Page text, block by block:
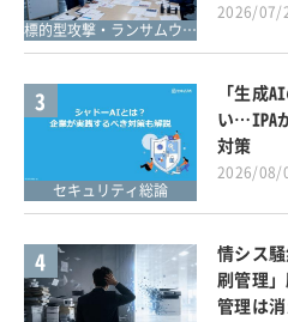
標的型攻撃・ランサムウェア対策
2026/07/
3
セキュリティ総論
「生成
い…IPA
対策
2026/08/
4
情シス
刷管理
管理は